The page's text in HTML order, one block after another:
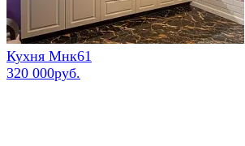
Кухня Мнк61
320 000руб.